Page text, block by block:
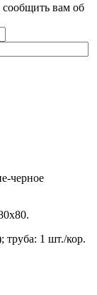
вам об
черное
труба: 1 шт./кор.